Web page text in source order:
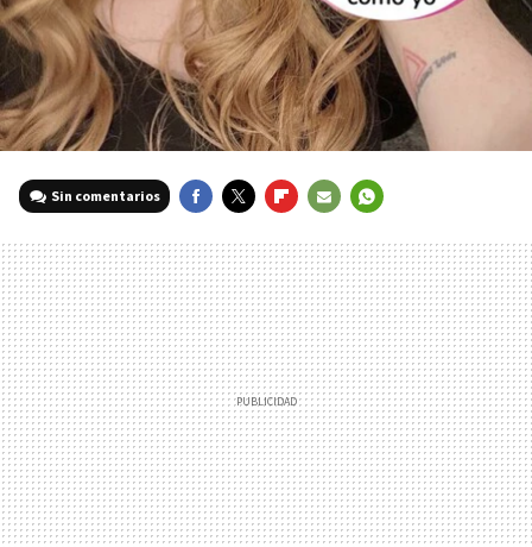
Sin comentarios
MAIL